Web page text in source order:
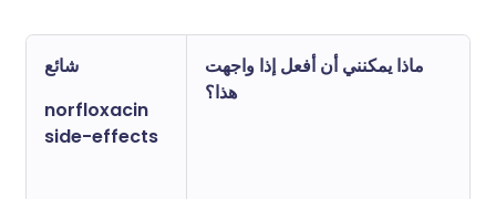
شائع
norfloxacin
side-effects
ماذا يمكنني أن أفعل إذا واجهت
هذا؟